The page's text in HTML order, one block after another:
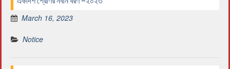
March 16, 2023
Notice